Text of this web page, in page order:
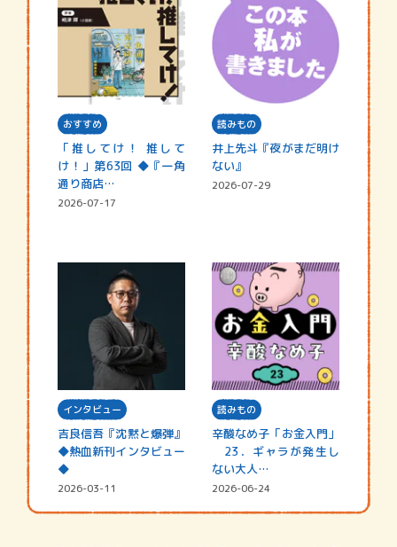
おすすめ
「推してけ！ 推して
け！」第63回 ◆『一角
通り商店…
2026-07-17
読みもの
井上先斗『夜がまだ明け
ない』
2026-07-29
インタビュー
吉良信吾『沈黙と爆弾』
◆熱血新刊インタビュー
◆
2026-03-11
読みもの
辛酸なめ子「お金入門」
23．ギャラが発生し
ない大人…
2026-06-24